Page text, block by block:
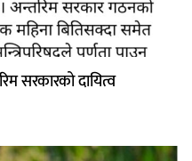
सरकारको दायित्व